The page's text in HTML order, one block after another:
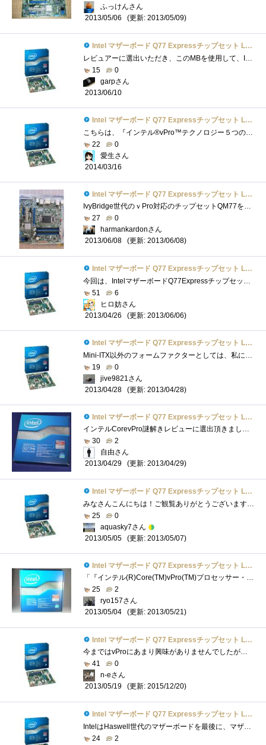
ふっけんさん
2013/05/06
(更新: 2013/05/09)
Intel マザーボード Q77 Expressチップセット LGA1155 BOXDQ77MK 【Micro-ATX】
レビュアーに選出いただき、このMBを使用して、Intelさんがこっそり(？)と仕込んだ数々の便利な機能についてレビューをさせていただきました。�...
15
0
garpさん
2013/06/10
Intel マザーボード Q77 Expressチップセット LGA1155 BOXDQ77MK 【Micro-ATX】
こちらは、『インテル®vPro™テクノロジー５つの謎』で頂いたIntelBOXDQ77MKです。 LGA1155ソケット用のマザーボードで、私のメインPCのマザーボード�...
22
0
愛生さん
2014/03/16
Intel マザーボード Q77 Expressチップセット LGA1155 BOXDQ77MK 【Micro-ATX】
IvyBridge世代のｖPro対応のチップセットQM77を搭載したMicroATXフォームファクターのマザーボードです．対応するCPUは，LGA1155で，TDPは９５Wとされてお...
27
0
harmankardonさん
2013/06/08
(更新: 2013/06/08)
Intel マザーボード Q77 Expressチップセット LGA1155 BOXDQ77MK 【Micro-ATX】
今回は、IntelマザーボードQ77ExpressチップセットLGA1155BOXDQ77MK【Micro-ATX】のレビューです。外見大きさ比較ケース入りDVD-R、4枚分でした。Micro-ATXサイ�...
51
6
ヒロ妨さん
2013/04/26
(更新: 2013/06/06)
Intel マザーボード Q77 Expressチップセット LGA1155 BOXDQ77MK 【Micro-ATX】
Mini-ITX以外のフォームファクターとしては、私にとってかなり久しぶりとなるIntel純正マザーボードです。以前使ったのは確かOR840まで遡ると思い�...
19
0
jive9821さん
2013/04/28
(更新: 2013/04/28)
Intel マザーボード Q77 Expressチップセット LGA1155 BOXDQ77MK 【Micro-ATX】
インテルCorevPro謎解きレビューに選出頂きました。謎解きレビューが難航中なので、パーツのレビューを書いて現実逃避中です(^^ゞさて、今回レビ...
30
2
自由さん
2013/04/29
(更新: 2013/04/29)
Intel マザーボード Q77 Expressチップセット LGA1155 BOXDQ77MK 【Micro-ATX】
みなさんこんにちは！ご観覧ありがとうございます！今回は、「Q77ExpressLGA1155チップセットIntelDQ77MK」をご紹介します。 ・こいつとの運命的な出�...
25
0
aquasky7さん
2013/05/05
(更新: 2013/05/07)
Intel マザーボード Q77 Expressチップセット LGA1155 BOXDQ77MK 【Micro-ATX】
「『インテル(R)Core(TM)vPro(TM)プロセッサー・ファミリー』の謎を解き明かせ！」のレビュー用に頂いたマザーボード。LGA1155対応で、サイズはMicro-ATX...
25
2
ryo157さん
2013/05/04
(更新: 2013/05/21)
Intel マザーボード Q77 Expressチップセット LGA1155 BOXDQ77MK 【Micro-ATX】
今まではvProにあまり興味がありませんでしたが、使ってみるといろいろな事ができて面白いし、勉強になります。vProPCの構成OS:Windows8Pro64bitCPU:Intel...
41
0
n-eさん
2013/05/19
(更新: 2015/12/20)
Intel マザーボード Q77 Expressチップセット LGA1155 BOXDQ77MK 【Micro-ATX】
IntelはHaswell世代のマザーボードを最後に、マザーボード業界から撤退することが決まっているようなので、おそらくこれが私の使うであろう最後�...
24
2